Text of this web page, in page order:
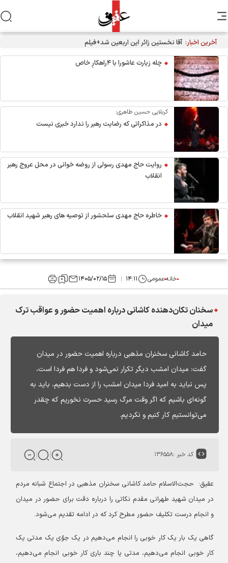
آخرین اخبار: آقا نخستین زائر این اربعین شد+فیلم
چله زیارت عاشورا با ۴راهکارِ خاص
کربلایی حسین طاهری:
در مذاکراتی که رضایت رهبر را ندارد خبری نیست
روایت حاج مهدی رسولی از روضه خوانی در محل عروج رهبر
انقلاب
خاطره حاج مهدی سلحشور از توصیه های رهبر شهید انقلاب
خانهعمومی ۱۴:۱۱ ۱۴۰۵/۰۲/۱۵
سخنان تکان‌دهنده کاشانی درباره اهمیت حضور و عواقب ترک
میدان
حامد کاشانی سخنران مذهبی درباره اهمیت حضور در میدان
گفت: میدان امشب دیگر تکرار نمی‌شود و فردا هم فردا است،
پس نباید به امید فردا میدان امشب را از دست بدهیم، باید به
گونه‌ای باشیم که اگر وقت مرگ رسید حسرت نخوریم که چقدر
می‌توانستیم کار کنیم و نکردیم.
کد خبر :۱۳۶۵۵۸
عقیق:حجت‌الاسلام حامد کاشانی سخنران مذهبی در اجتماع شبانه مردم
در میدان شهید طهرانی مقدم نکاتی را درباره دقت برای حضور در میدان
و انجام درست تکلیف حضور مطرح کرد که در ادامه تقدیم می‌شود.
گاهی یک بار یک کار خوبی را انجام می‌دهیم در یک جوّی یک مدتی یک
کار خوبی انجام می‌دهیم، مدتی یا چند باری کار خوبی انجام می‌دهیم،